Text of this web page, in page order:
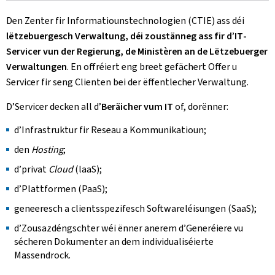
Den Zenter fir Informatiounstechnologien (CTIE) ass déi
lëtzebuergesch Verwaltung, déi zoustänneg ass fir d’IT-
Servicer vun der Regierung, de Ministèren an de Lëtzebuerger
Verwaltungen. En offréiert eng breet gefächert Offer u
Servicer fir seng Clienten bei der ëffentlecher Verwaltung.
D’Servicer decken all d’Beräicher vum ITof, dorënner:
d’Infrastruktur fir Reseau a Kommunikatioun;
den Hosting;
d’privat Cloud(laaS);
d’Plattformen (PaaS);
geneeresch a clientsspezifesch Softwareléisungen (SaaS);
d’Zousazdéngschter wéi ënner anerem d’Generéiere vu
sécheren Dokumenter an dem individualiséierte
Massendrock.